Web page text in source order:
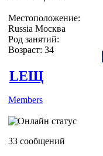
Местоположение:
Russia Москва
Род занятий:
Возраст: 34
LEЩ
Members
33 сообщений